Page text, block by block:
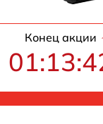
Конец акции